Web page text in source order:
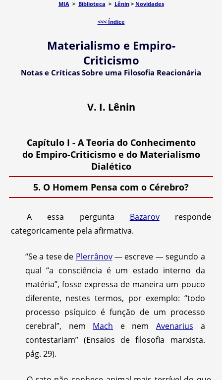
MIA> Biblioteca > Lênin> Novidades
<<< Índice
Materialismo e Empiro-
Criticismo
Notas e Críticas Sobre uma Filosofia Reacionária
V. I. Lênin
Capítulo I - A Teoria do Conhecimento
do Empiro-Criticismo e do Materialismo
Dialético
5. O Homem Pensa com o Cérebro?
A essa pergunta Bazarovresponde
categoricamente pela afirmativa.
“Se a tese de Plerrânov— escreve — segundo a
qual “a consciência é um estado interno da
matéria”, fosse expressa de maneira um pouco
diferente, nestes termos, por exemplo: “todo
processo psíquico é função de um processo
cerebral”, nem Mach e nem Avenarius a
contestariam” (Ensaios de filosofia marxista.
pág. 29).